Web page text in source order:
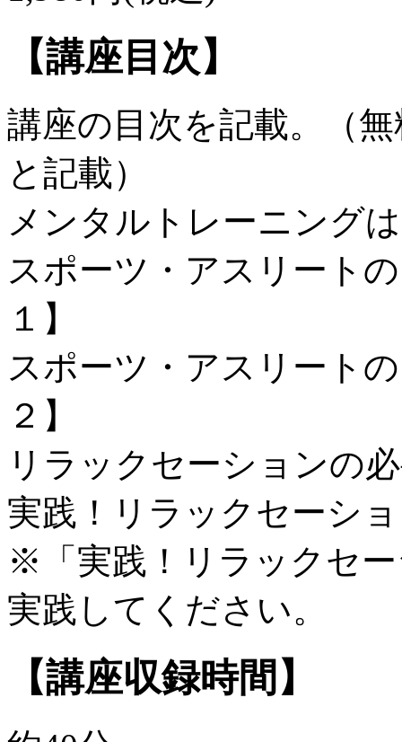
【講座目次】
講座の目次を記載。（
と記載）
メンタルトレーニング
スポーツ・アスリート
１】
スポーツ・アスリート
２】
リラックセーションの
実践！リラックセーシ
※「実践！リラックセ
実践してください。
【講座収録時間】